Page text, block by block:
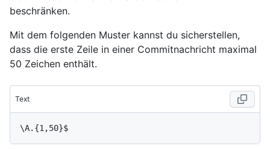
beschränken.
Mit dem folgenden Muster kannst du sicherstellen,
dass die erste Zeile in einer Commitnachricht maximal
50 Zeichen enthält.
Text